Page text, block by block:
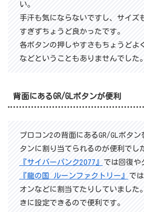
い。
手汗も気にならないですし、サイズ
すぎずちょうど良かったです。
各ボタンの押しやすさもちょうどよ
などということもありませんでした。
背面にあるGR/GLボタンが便利
プロコン2の背面にあるGR/GLボタ
タンに割り当てられるのが便利でし
『サイバーパンク2077』
では回復や
『龍の国 ルーンファクトリー』
で
オンなどに割当てたりしていました
きに設定できるので便利です。